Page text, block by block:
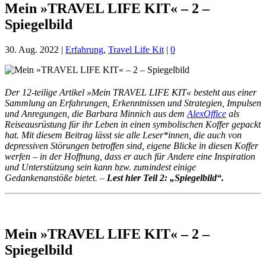
Mein »TRAVEL LIFE KIT« – 2 –
Spiegelbild
30. Aug. 2022 | Erfahrung, Travel Life Kit | 0
Der 12-teilige Artikel »Mein TRAVEL LIFE KIT« besteht aus einer
Sammlung an Erfahrungen, Erkenntnissen und Strategien, Impulsen
und Anregungen, die Barbara Minnich aus dem AlexOffice als
Reiseausrüstung für ihr Leben in einen symbolischen Koffer gepackt
hat. Mit diesem Beitrag lässt sie alle Leser*innen, die auch von
depressiven Störungen betroffen sind, eigene Blicke in diesen Koffer
werfen – in der Hoffnung, dass er auch für Andere eine Inspiration
und Unterstützung sein kann bzw. zumindest einige
Gedankenanstöße bietet. – Lest hier Teil 2: „Spiegelbild“.
Mein »TRAVEL LIFE KIT« – 2 –
Spiegelbild